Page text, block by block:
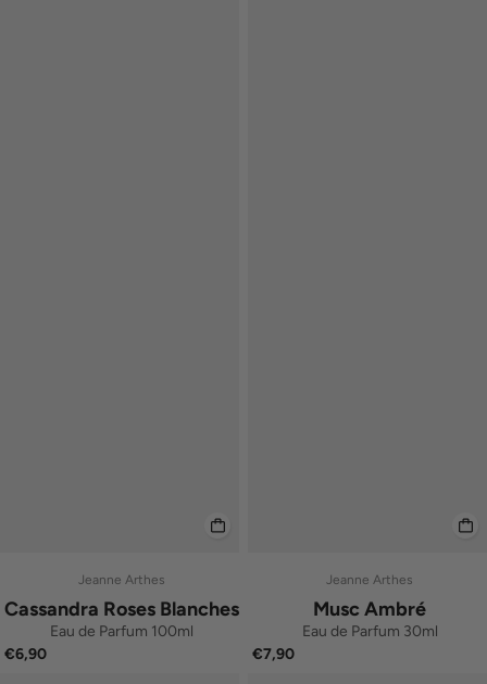
Jeanne Arthes
Cassandra Roses Blanches
Eau de Parfum 100ml
€6,90
Jeanne Arthes
Musc Ambré
Eau de Parfum 30ml
€7,90